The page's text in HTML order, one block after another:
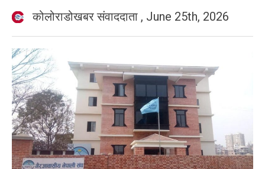
कोलोराडोखबर संवाददाता , June 25th, 2026